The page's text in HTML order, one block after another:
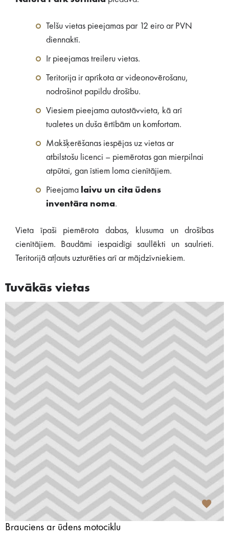
Telšu vietas pieejamas par 12 eiro ar PVN
diennaktī.
Ir pieejamas treileru vietas.
Teritorija ir aprīkota ar videonovērošanu,
nodrošinot papildu drošību.
Viesiem pieejama autostāvvieta, kā arī
tualetes un duša ērtībām un komfortam.
Makšķerēšanas iespējas uz vietas ar
atbilstošu licenci – piemērotas gan mierpilnai
atpūtai, gan īstiem loma cienītājiem.
Pieejama laivu un cita ūdens
inventāra noma.
Vieta īpaši piemērota dabas, klusuma un drošības
cienītājiem. Baudāmi iespaidīgi saullēkti un saulrieti.
Teritorijā atļauts uzturēties arī ar mājdzīvniekiem.
Tuvākās vietas
Brauciens ar ūdens motociklu